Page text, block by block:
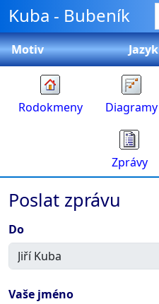
Přeskočit na obsah
Kuba - Bubeník
Motiv Jazyk
Rodokmeny Diagramy
Zprávy
Poslat zprávu
Do
Vaše jméno